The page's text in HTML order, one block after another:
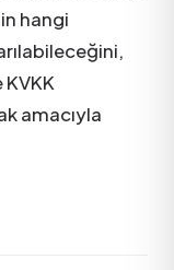
hangi
amacıyla